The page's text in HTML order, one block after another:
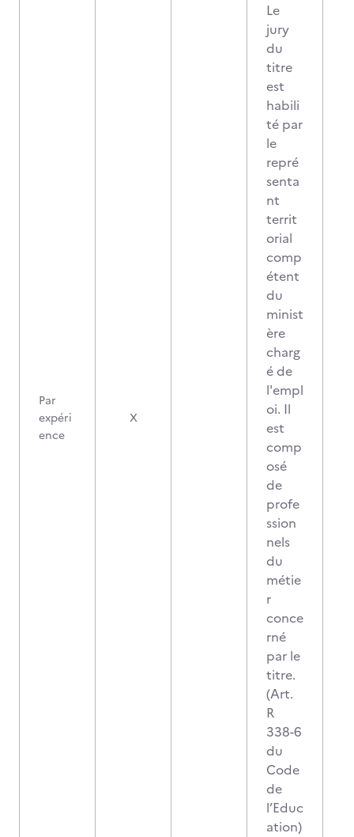
Par
expéri
ence
X
Le
jury
du
titre
est
habili
té par
le
repré
senta
nt
territ
orial
comp
étent
du
minist
ère
charg
é de
l'empl
oi. Il
est
comp
osé
de
profe
ssion
nels
du
métie
r
conce
rné
par le
titre.
(Art.
R
338-6
du
Code
de
l’Educ
ation)